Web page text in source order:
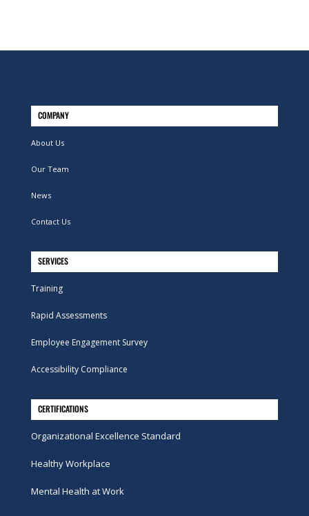
COMPANY
About Us
Our Team
News
Contact Us
SERVICES
Training
Rapid Assessments
Employee Engagement Survey
Accessibility Compliance
CERTIFICATIONS
Organizational Excellence Standard
Healthy Workplace
Mental Health at Work